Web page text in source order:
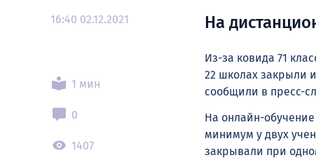
16:40 02.12.2021
1 мин
0
1407
На
Из-за ковида 71
22 школах закрыли
сообщили в пресс-
На онлайн-
минимум у двух
закрывали при